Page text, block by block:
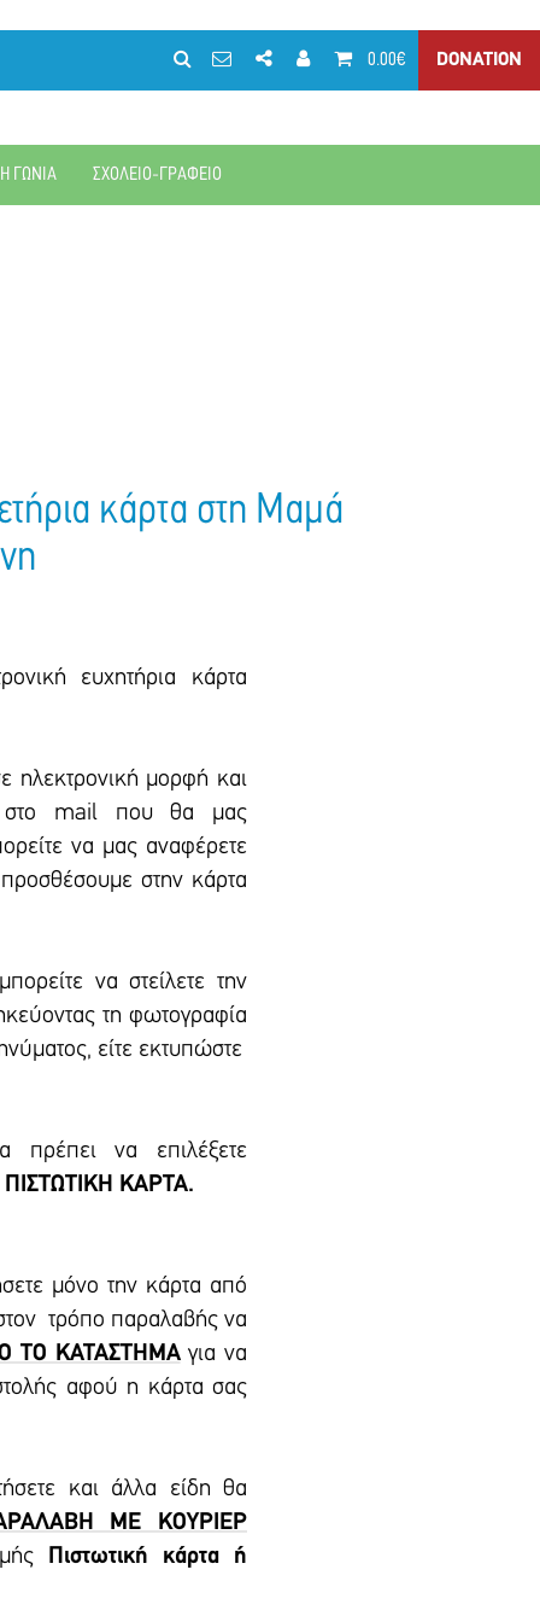
0.00€ DONATION
ΓΩΝΙΑ ΣΧΟΛΕΙΟ-ΓΡΑΦΕΙΟ
κάρτα στη Μαμά
ευχητήρια κάρτα
ηλεκτρονική μορφή και
στο mail που θα μας
να μας αναφέρετε
στην κάρτα
να στείλετε την
τη φωτογραφία
είτε εκτυπώστε
να επιλέξετε
ΚΑΡΤΑ.
μόνο την κάρτα από
τρόπο παραλαβής να
ΤΟ ΚΑΤΑΣΤΗΜΑγια να
αφού η κάρτα σας
και άλλα είδη θα
ΜΕ ΚΟΥΡΙΕΡ
Πιστωτική κάρτα ή